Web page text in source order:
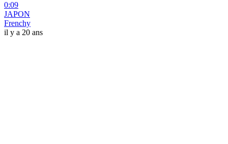
0:09
JAPON
Frenchy
il y a 20 ans